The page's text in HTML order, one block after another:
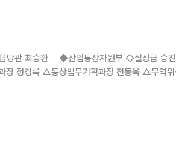
당관 최승환 ◆산업통상자원부 ◇실장급 승
정경록 △통상법무기획과장 전동욱 △무역위